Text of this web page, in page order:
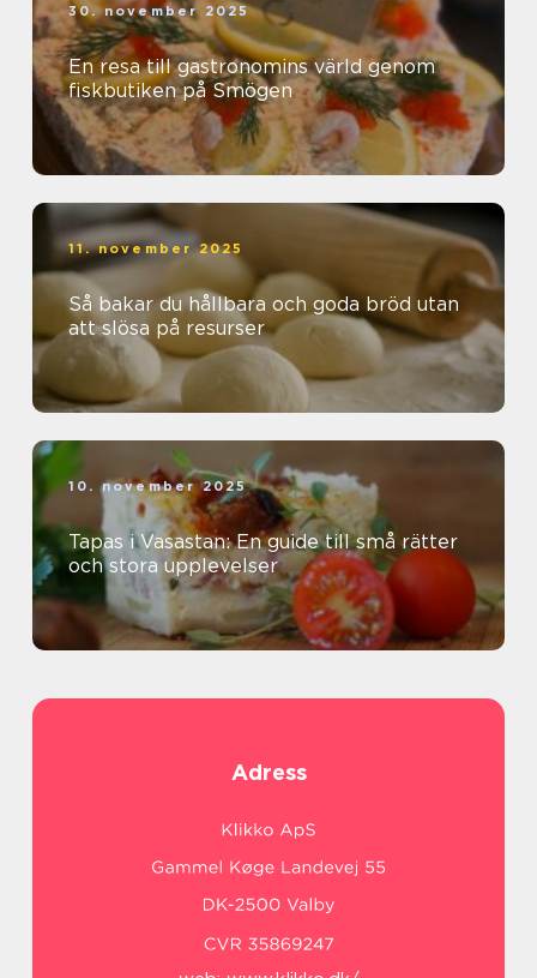
30. november 2025
En resa till gastronomins värld genom
fiskbutiken på Smögen
11. november 2025
Så bakar du hållbara och goda bröd utan
att slösa på resurser
10. november 2025
Tapas i Vasastan: En guide till små rätter
och stora upplevelser
Adress